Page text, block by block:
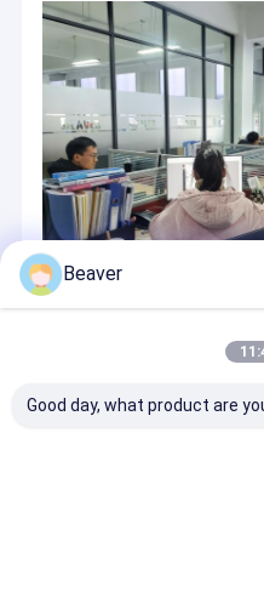
ビデオ
VRショー
私達について
工場旅行
品質管理
の技術および製品開発に焦点
ンプルを顧客に与えそして生
に努力している。ビーバーは
からの顧客に良質プロダクト
クトは1000人の施設、300の
に引用した。ビーバーはずっ
されるnanomaterialの企業の
および海外専門家に協力して
システムを渡されてISO 9001
プロダクトにまたセリウムお
ビーバーは製品ライフサイク
よび顧客の必要性に合致する
続けていく。
Beaver
Good day, what product are